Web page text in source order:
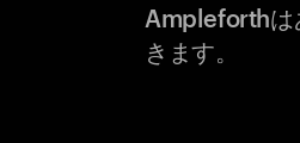
Ampleforthは
きます。